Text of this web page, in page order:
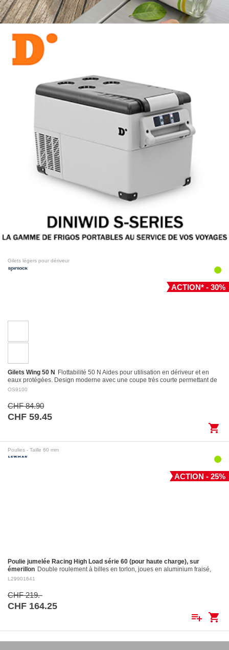
Gilets légers pour dériveur
ACTION* - 30%
Gilets Wing 50 N
Flottabilité 50 N Aides pour utilisation en dériveur et en
eaux protégées. Design moderne avec une coupe très courte permettant de
l’utiliser…
OS9100
CHF 84.90
CHF 59.45
shopping_cart
Poulies - Taille 60 mm
ACTION - 25%
Poulie jumelée Racing High Load série 60 (pour haute charge), sur
émerillon Double roulement à billes en torlon, joues en aluminium fraisé,
réa en aluminium fraisé Ø 60 mm. Réa en aluminium: ø 60 mm Pour
L29901641
CHF 219.-
CHF 164.25
playlist_add shopping_cart